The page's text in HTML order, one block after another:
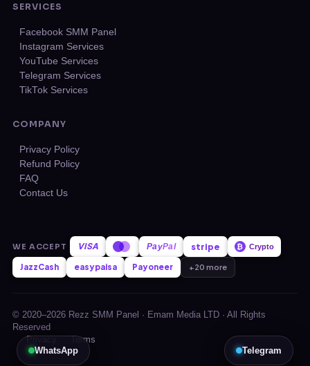
SERVICES
Facebook SMM Panel
Instagram Services
YouTube Services
Telegram Services
TikTok Services
COMPANY
Privacy Policy
Refund Policy
FAQ
Contact Us
WE ACCEPT VISA PayPal stripe ₿ Crypto
JazzCash easypaisa Payoneer +20 more
© 2020–2026 Rezz SMM Panel · Emam Media LTD · All Rights
Reserved
Privacy
Terms
WhatsApp Telegram